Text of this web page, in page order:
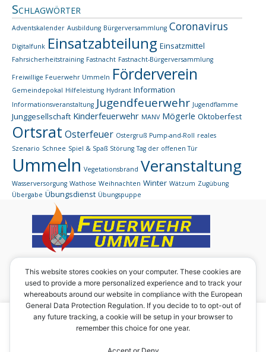
Schlagwörter
Adventskalender Ausbildung Bürgerversammlung Coronavirus
Digitalfunk Einsatzabteilung Einsatzmittel
Fahrsicherheitstraining Fastnacht Fastnacht-Bürgerversammlung
Freiwillige Feuerwehr Ummeln Förderverein
Gemeindepokal Hilfeleistung Hydrant Information
Informationsveranstaltung Jugendfeuerwehr Jugendflamme
Junggesellschaft Kinderfeuerwehr MANV Mögerle Oktoberfest
Ortsrat Osterfeuer Ostergruß Pump-and-Roll reales
Szenario Schnee Spiel & Spaß Störung Tag der offenen Tür
Ummeln Vegetationsbrand Veranstaltung
Wasserversorgung Wathose Weihnachten Winter Wätzum Zugübung
Übergabe Übungsdienst Übungspuppe
Eine Homepage des:
Förderverein der Ortsfeuerwehr Ummeln e. V.
Vorsitzender: Werner Rabbe junior
Ummilostr. 29
31191 Algermissen
This website stores cookies on your computer. These cookies are
used to provide a more personalized experience and to track your
whereabouts around our website in compliance with the European
General Data Protection Regulation. If you decide to to opt-out of
any future tracking, a cookie will be setup in your browser to
remember this choice for one year.
Um diese Seite in vollem Umfang nutzen zu können, sind
zwingend Cookies notwendig. Wir verwenden aktuell